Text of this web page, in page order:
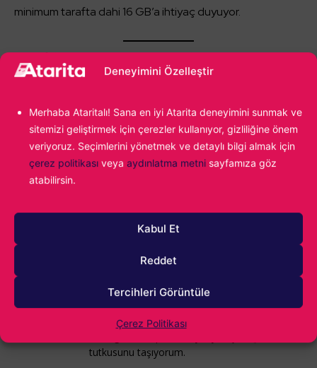
Deneyimini Özelleştir
Merhaba Ataritalı! Sana en iyi Atarita deneyimini sunmak ve
sitemizi geliştirmek için çerezler kullanıyor, gizliliğine önem
veriyoruz. Seçimlerini yönetmek ve detaylı bilgi almak için
çerez politikası veya aydınlatma metni sayfamıza göz
atabilirsin.
Kabul Et
Reddet
Tercihleri Görüntüle
Çerez Politikası
minimum tarafta dahi 16 GB’a ihtiyaç duyuyor.
Rise of the Ronin sistem gereksinimleri ve oyunun
açıklanan teknik detayları bu şekildeydi. Bilgisayar
olduysa, yorumlarda bizlerle mutlaka paylaşın. Elimizden
geldiğince yardımcı olmaya ve kalan soru işaretlerini
gidermeye gayret edeceğiz. Şimdiden herkese iyi oyunlar
dileriz.
Oyunların yeni yeni yaygınlaştığı dönemlerde
aşk yaşadım. Age of Empires II ile başlayan
yolculuk, kendi oyunumu yapmaya kadar
ilerledi. Hala oyun sektöründeyim ve hala o ilk
tutkusunu taşıyorum.